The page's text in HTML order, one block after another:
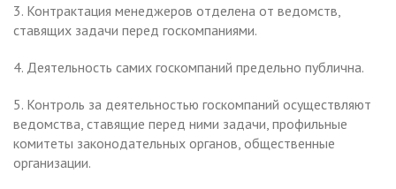
3. Контрактация менеджеров отделена от ведомств,
ставящих задачи перед госкомпаниями.
4. Деятельность самих госкомпаний предельно публична.
5. Контроль за деятельностью госкомпаний осуществляют
ведомства, ставящие перед ними задачи, профильные
комитеты законодательных органов, общественные
организации.